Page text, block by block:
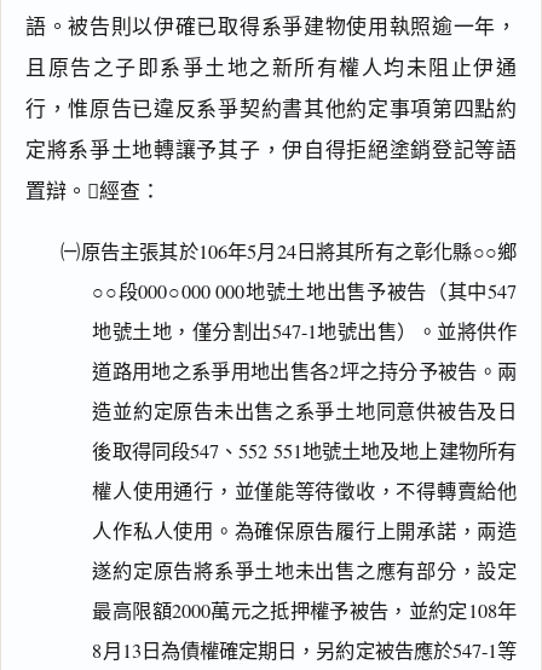
語。被告則以伊確已取得系爭建物使用執照逾一年，
且原告之子即系爭土地之新所有權人均未阻止伊通
行，惟原告已違反系爭契約書其他約定事項第四點約
定將系爭土地轉讓予其子，伊自得拒絕塗銷登記等語
置辯。經查：
㈠原告主張其於106年5月24日將其所有之彰化縣○○鄉
○○段000○000 000地號土地出售予被告（其中547
地號土地，僅分割出547-1地號出售）。並將供作
道路用地之系爭用地出售各2坪之持分予被告。兩
造並約定原告未出售之系爭土地同意供被告及日
後取得同段547、552 551地號土地及地上建物所有
權人使用通行，並僅能等待徵收，不得轉賣給他
人作私人使用。為確保原告履行上開承諾，兩造
遂約定原告將系爭土地未出售之應有部分，設定
最高限額2000萬元之抵押權予被告，並約定108年
8月13日為債權確定期日，另約定被告應於547-1等